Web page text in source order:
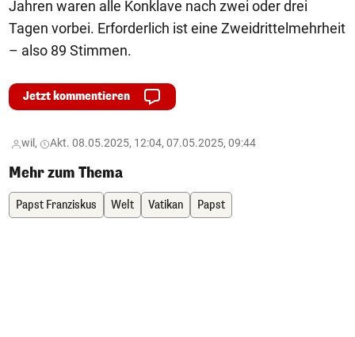
Jahren waren alle Konklave nach zwei oder drei
Tagen vorbei. Erforderlich ist eine Zweidrittelmehrheit
– also 89 Stimmen.
Jetzt kommentieren
wil, Akt. 08.05.2025, 12:04, 07.05.2025, 09:44
Mehr zum Thema
Papst Franziskus Welt Vatikan Papst